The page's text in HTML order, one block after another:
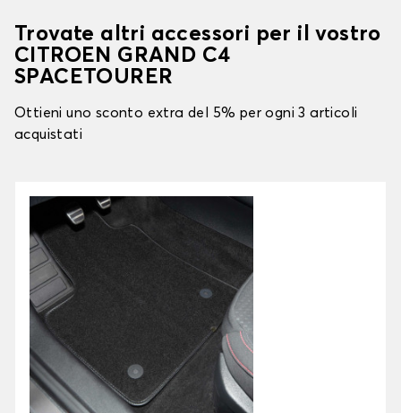
Trovate altri accessori per il vostro
CITROEN GRAND C4
SPACETOURER
Ottieni uno sconto extra del 5% per ogni 3 articoli
acquistati